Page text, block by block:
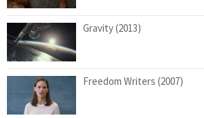
Gravity (2013)
Freedom Writers (2007)